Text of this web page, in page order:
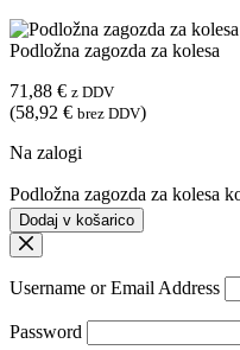
Podložna zagozda za kolesa
71,88 € z DDV
(58,92 € brez DDV)
Na zalogi
Podložna zagozda za kolesa
Dodaj v košarico
Username or Email Address
Password